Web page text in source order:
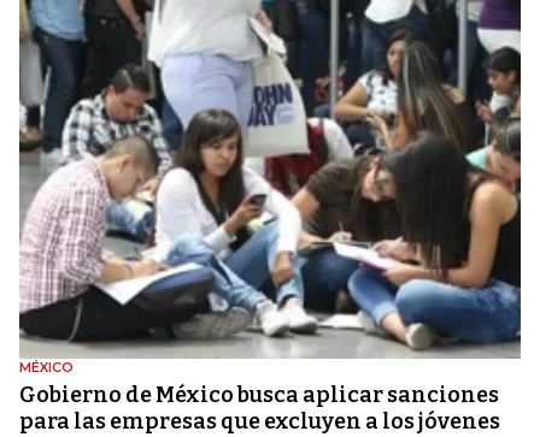
MÉXICO
Gobierno de México busca aplicar sanciones
para las empresas que excluyen a los jóvenes